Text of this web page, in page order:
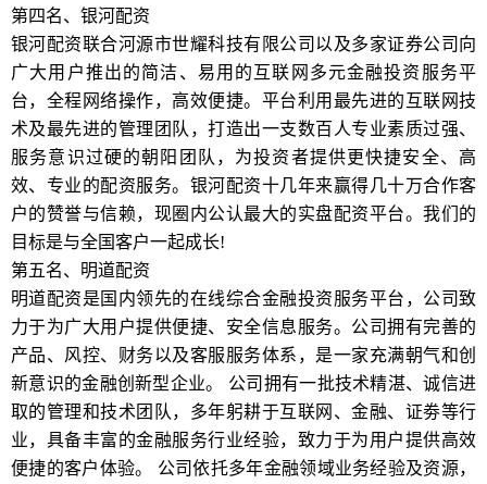
第四名、银河配资
银河配资联合河源市世耀科技有限公司以及多家证券公司向
广大用户推出的简洁、易用的互联网多元金融投资服务平
台，全程网络操作，高效便捷。平台利用最先进的互联网技
术及最先进的管理团队，打造出一支数百人专业素质过强、
服务意识过硬的朝阳团队，为投资者提供更快捷安全、高
效、专业的配资服务。银河配资十几年来赢得几十万合作客
户的赞誉与信赖，现圈内公认最大的实盘配资平台。我们的
目标是与全国客户一起成长!
第五名、明道配资
明道配资是国内领先的在线综合金融投资服务平台，公司致
力于为广大用户提供便捷、安全信息服务。公司拥有完善的
产品、风控、财务以及客服服务体系，是一家充满朝气和创
新意识的金融创新型企业。 公司拥有一批技术精湛、诚信进
取的管理和技术团队，多年躬耕于互联网、金融、证劵等行
业，具备丰富的金融服务行业经验，致力于为用户提供高效
便捷的客户体验。 公司依托多年金融领域业务经验及资源，